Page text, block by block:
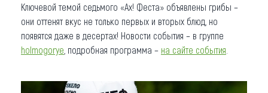
Ключевой темой седьмого «Ах! Феста» объявлены грибы –
они оттенят вкус не только первых и вторых блюд, но
появятся даже в десертах! Новости события – в группе
holmogorye , подробная программа – на сайте события